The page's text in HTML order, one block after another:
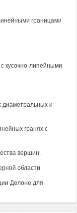
границами
кусочно-липейными
диаметральных и
гранях с
вершин.
области
Делоне для